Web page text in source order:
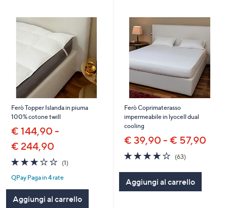
Ferò Topper Islanda in piuma
100% cotone twill
€ 144,90 -
€ 244,90
3.0
of
5
(1)
QPay Paga in 4 rate
Aggiungi al carrello
Ferò Coprimaterasso
impermeabile in lyocell dual
cooling
€ 39,90 - € 57,90
3.9
of
5
Stars
(63)63
Aggiungi al carrello